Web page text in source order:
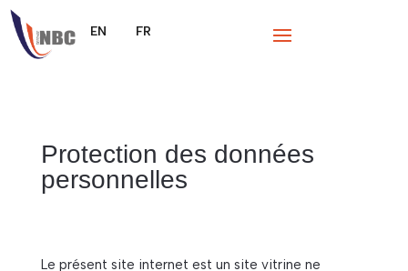
Protection des données
personnelles
Le présent site internet est un site vitrine ne